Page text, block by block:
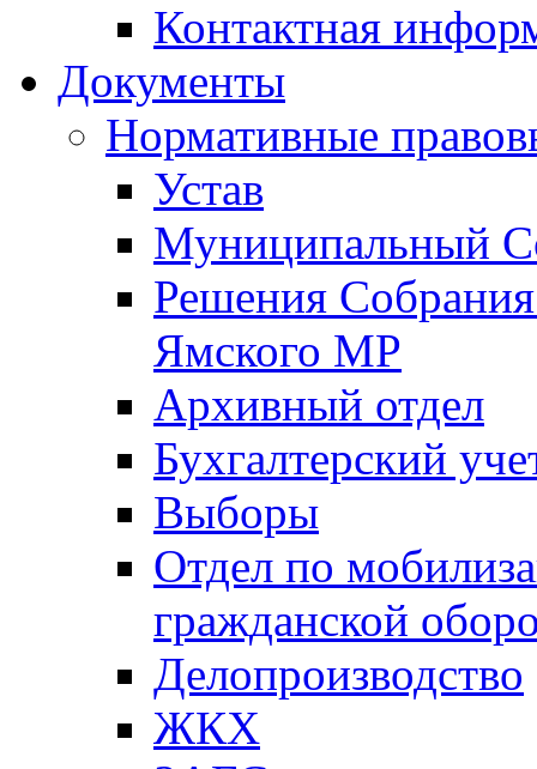
Контактная
Документы
Нормативные
Устав
Муниципальный
Решения
Ямского МР
Архивный отдел
Бухгалтерский
Выборы
Отдел по
гражданской
Делопроизводство
ЖКХ